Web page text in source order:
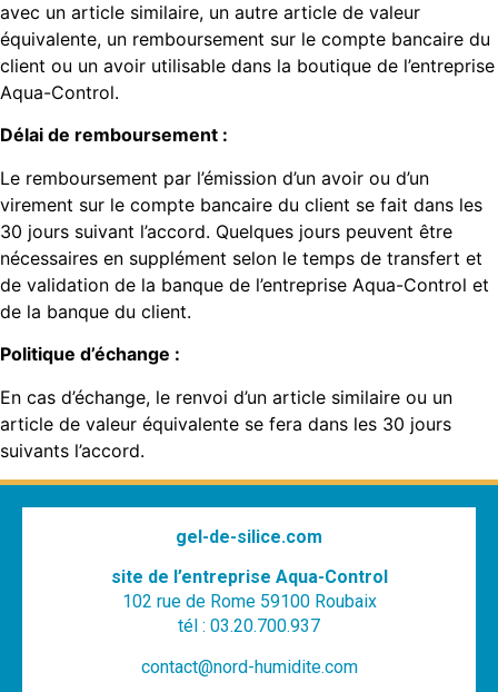
avec un article similaire, un autre article de valeur
équivalente, un remboursement sur le compte bancaire du
client ou un avoir utilisable dans la boutique de l’entreprise
Aqua-Control.
Délai de remboursement :
Le remboursement par l’émission d’un avoir ou d’un
virement sur le compte bancaire du client se fait dans les
30 jours suivant l’accord. Quelques jours peuvent être
nécessaires en supplément selon le temps de transfert et
de validation de la banque de l’entreprise Aqua-Control et
de la banque du client.
Politique d’échange :
En cas d’échange, le renvoi d’un article similaire ou un
article de valeur équivalente se fera dans les 30 jours
suivants l’accord.
gel-de-silice.com
site de l’entreprise Aqua-Control
102 rue de Rome 59100 Roubaix
tél : 03.20.700.937
contact@nord-humidite.com